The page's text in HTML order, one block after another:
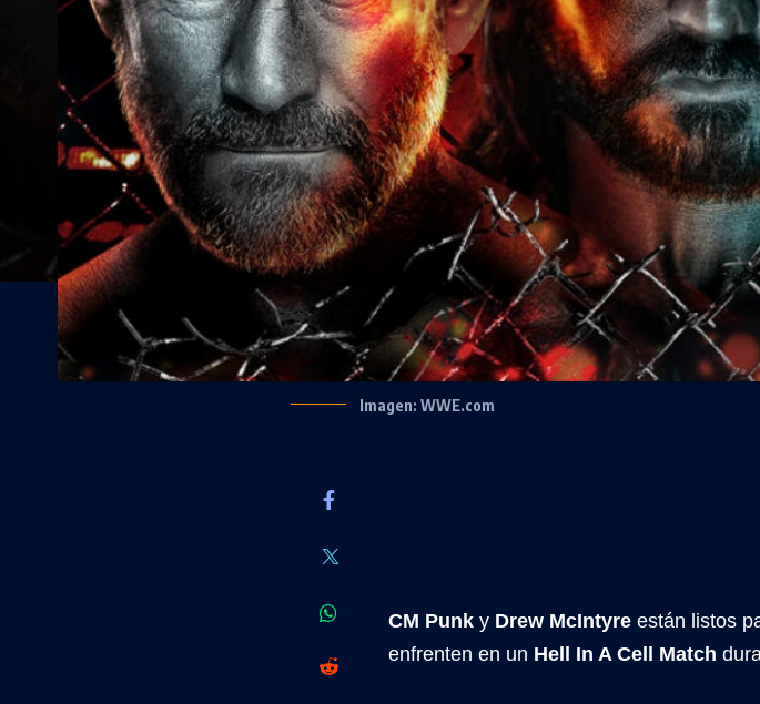
Imagen: WWE.com
CM Punk y Drew McIntyre están listos
enfrenten en un Hell In A Cell Match